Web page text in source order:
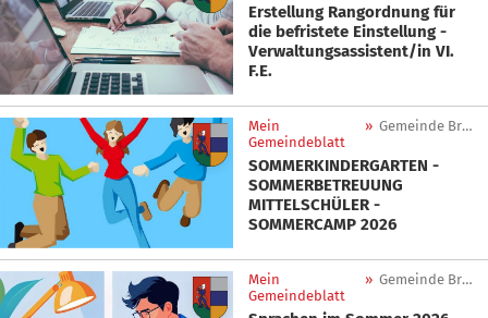
Erstellung Rangordnung für
die befristete Einstellung -
Verwaltungsassistent/in VI.
F.E.
Mein
Gemeindeblatt
» Gemeinde Brenner
SOMMERKINDERGARTEN -
SOMMERBETREUUNG
MITTELSCHÜLER -
SOMMERCAMP 2026
Mein
Gemeindeblatt
» Gemeinde Brenner